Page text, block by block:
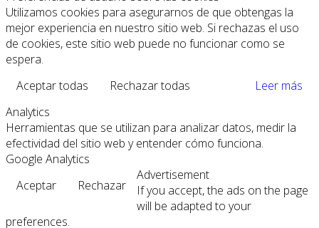
Utilizamos cookies para asegurarnos de que obtengas la
mejor experiencia en nuestro sitio web. Si rechazas el uso
de cookies, este sitio web puede no funcionar como se
espera.
Aceptar todas
Rechazar todas
Leer más
Analytics
Herramientas que se utilizan para analizar datos, medir la
efectividad del sitio web y entender cómo funciona.
Google Analytics
Aceptar
Rechazar
Advertisement
If you accept, the ads on the page
will be adapted to your
preferences.